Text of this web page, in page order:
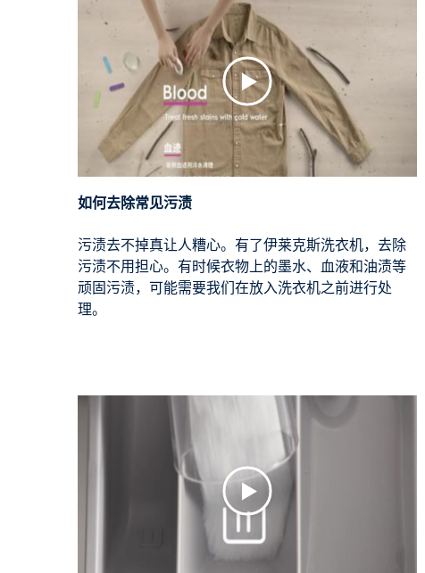
如何去除常见污渍
污渍去不掉真让人糟心。有了伊莱克斯洗衣机，去除
污渍不用担心。有时候衣物上的墨水、血液和油渍等
顽固污渍，可能需要我们在放入洗衣机之前进行处
理。